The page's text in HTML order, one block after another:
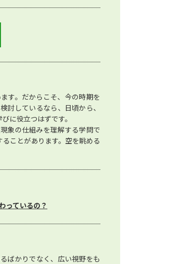
す。だからこそ、今の時期を
討しているなら、日頃から、
に役立つはずです。
象の仕組みを理解する学問で
ことがあります。空を眺める
っているの？
ばかりでなく、広い視野をも